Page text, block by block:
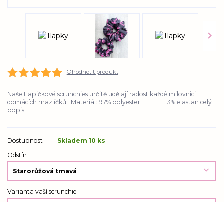
Ohodnotit produkt
Naše tlapičkové scrunchies určitě udělají radost každé milovnici
domácích mazlíčků Materiál: 97% polyester 3% elastan celý
popis
Dostupnost
Skladem 10 ks
Odstín
Varianta vaší scrunchie